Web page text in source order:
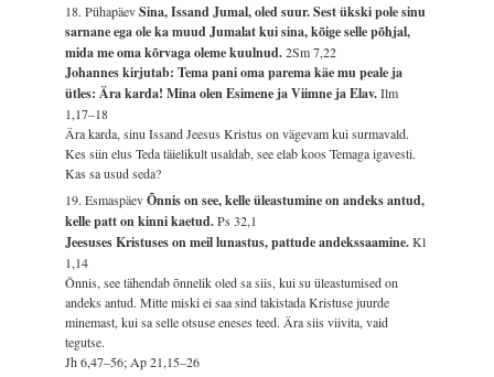
18. PühapäevSina, Issand Jumal, oled suur. Sest ükski pole sinu
sarnane ega ole ka muud Jumalat kui sina, kõige selle põhjal,
mida me oma kõrvaga oleme kuulnud.2Sm 7,22
Johannes kirjutab: Tema pani oma parema käe mu peale ja
ütles: Ära karda! Mina olen Esimene ja Viimne ja Elav.Ilm
1,17–18
Ära karda, sinu Issand Jeesus Kristus on vägevam kui surmavald.
Kes siin elus Teda täielikult usaldab, see elab koos Temaga igavesti.
Kas sa usud seda?
19. EsmaspäevÕnnis on see, kelle üleastumine on andeks antud,
kelle patt on kinni kaetud.Ps 32,1
Jeesuses Kristuses on meil lunastus, pattude andekssaamine.Kl
1,14
Õnnis, see tähendab õnnelik oled sa siis, kui su üleastumised on
andeks antud. Mitte miski ei saa sind takistada Kristuse juurde
minemast, kui sa selle otsuse eneses teed. Ära siis viivita, vaid
tegutse.
Jh 6,47–56; Ap 21,15–26